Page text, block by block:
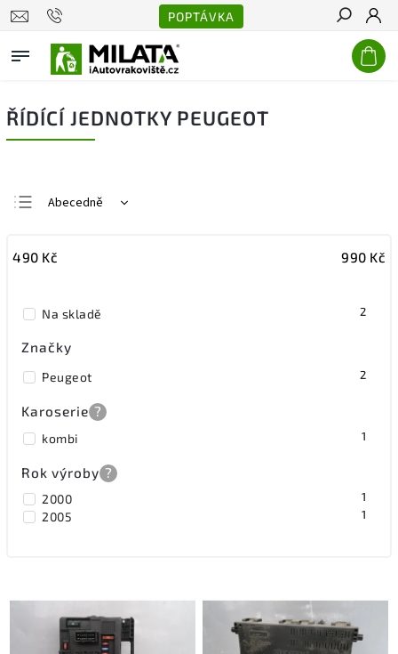
POPTÁVKA
Hledat
ŘÍDÍCÍ JEDNOTKY PEUGEOT
Abecedně
Nejdražší
490 Kč 990 Kč
Na skladě 2
Značky
Peugeot 2
Karoserie ?
kombi 1
Rok výroby ?
2000 1
2005 1